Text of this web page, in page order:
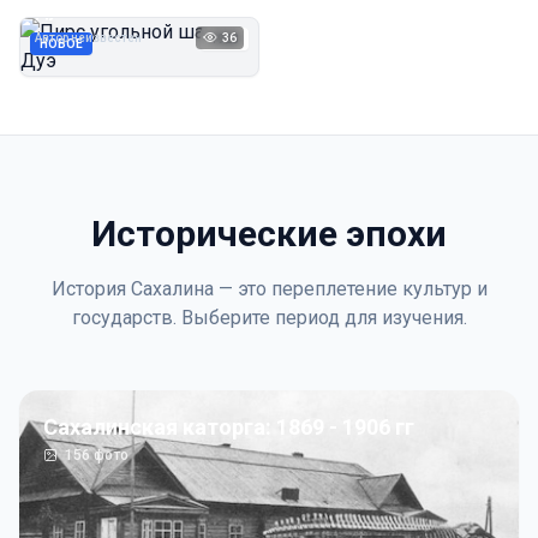
НОВОЕ 1923
Автор неизвестен 36
Исторические эпохи
История Сахалина — это переплетение культур и
государств. Выберите период для изучения.
Сахалинская каторга: 1869 - 1906 гг
156фото